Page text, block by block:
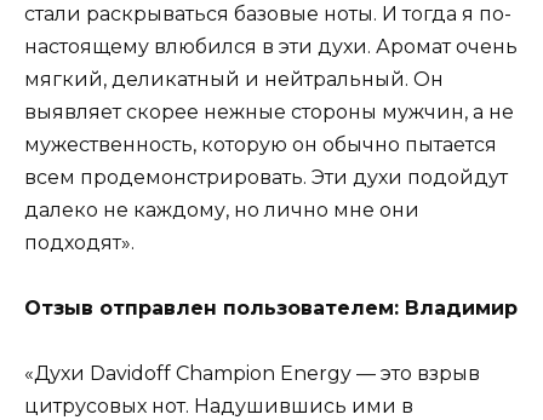
стали раскрываться базовые ноты. И тогда я по-
настоящему влюбился в эти духи. Аромат очень
мягкий, деликатный и нейтральный. Он
выявляет скорее нежные стороны мужчин, а не
мужественность, которую он обычно пытается
всем продемонстрировать. Эти духи подойдут
далеко не каждому, но лично мне они
подходят».
Отзыв отправлен пользователем: Владимир
«Духи Davidoff Champion Energy — это взрыв
цитрусовых нот. Надушившись ими в